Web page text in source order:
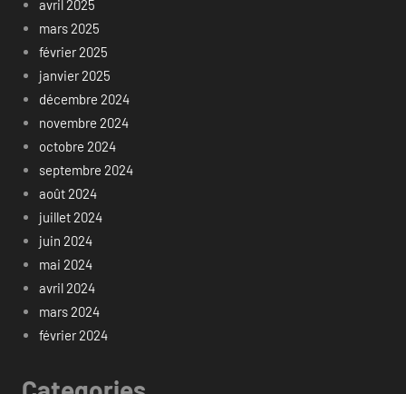
avril 2025
mars 2025
février 2025
janvier 2025
décembre 2024
novembre 2024
octobre 2024
septembre 2024
août 2024
juillet 2024
juin 2024
mai 2024
avril 2024
mars 2024
février 2024